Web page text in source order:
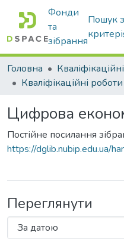
Фонди
та
зібрання
Пошук
Головна
Цифрова
Постійне посилання
https://dglib.nubip.edu.ua/
Переглянути